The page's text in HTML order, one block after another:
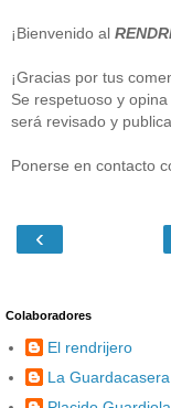
¡Bienvenido al
¡Gracias por tus
Se respetuoso y
será revisado y
Ponerse en contacto
‹
Colaboradores
El rendrijero
La Guardacasera